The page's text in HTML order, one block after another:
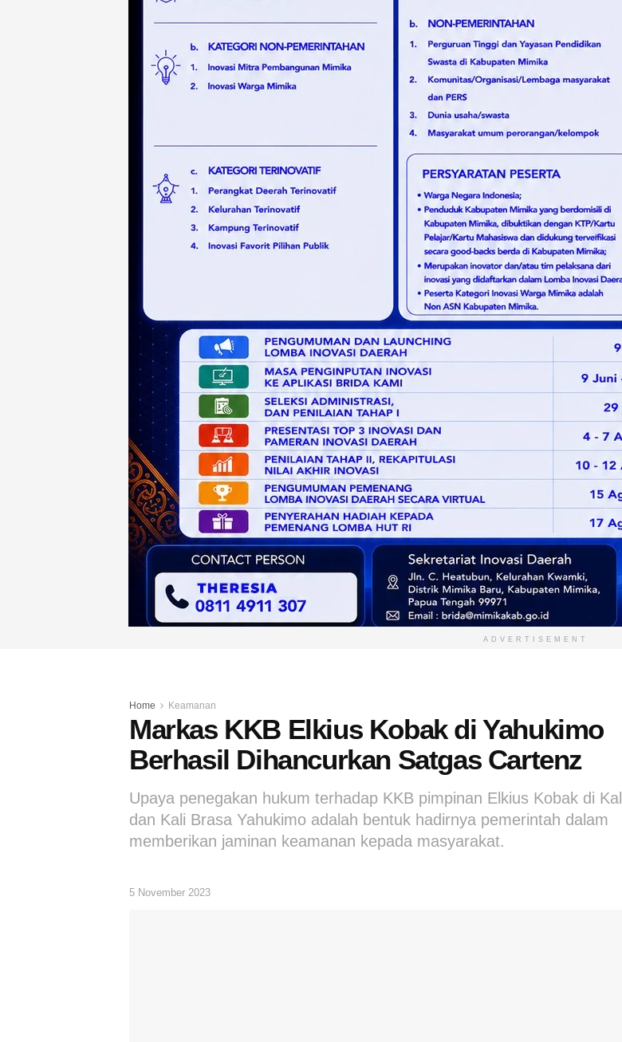
ADVERTISEMENT
Home Keamanan
Markas KKB Elkius Kobak di Yahukimo
Berhasil Dihancurkan Satgas Cartenz
Upaya penegakan hukum terhadap KKB pimpinan Elkius Kobak di
dan Kali Brasa Yahukimo adalah bentuk hadirnya pemerintah dalam
memberikan jaminan keamanan kepada masyarakat.
5 November 2023